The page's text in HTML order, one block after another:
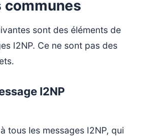
communes
sont des éléments de
I2NP. Ce ne sont pas des
I2NP
tous les messages I2NP, qui